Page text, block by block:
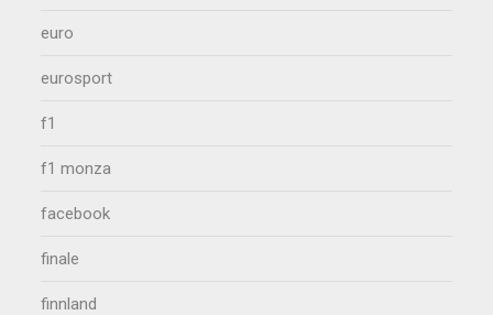
euro
eurosport
f1
f1 monza
facebook
finale
finnland